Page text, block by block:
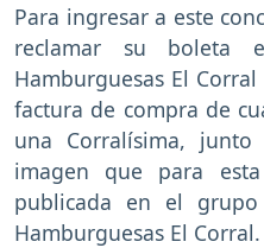
Para ingresar a este
reclamar su boleta
Hamburguesas El
factura de compra de
una Corralísima,
imagen que para
publicada en el
Hamburguesas El Corral.